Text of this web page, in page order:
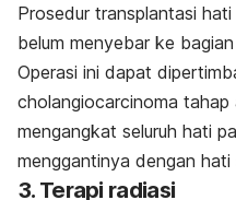
Prosedur transplantasi
belum menyebar ke
Operasi ini dapat
cholangiocarcinoma tahap
mengangkat seluruh hati
menggantinya dengan
3. Terapi radiasi